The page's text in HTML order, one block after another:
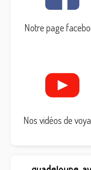
Notre page
Nos vidéos de